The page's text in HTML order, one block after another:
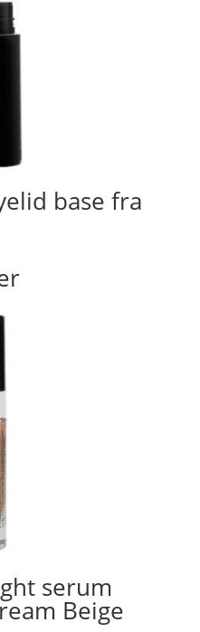
base fra
serum
Beige